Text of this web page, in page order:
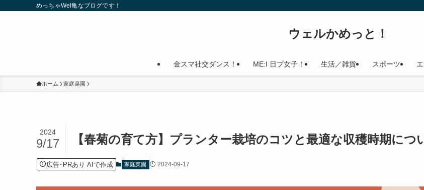
めっちゃWel亀なブログです！
ウェルかめっと！
金スマ社交ダンス！ ME:I 日プ女子！ 生活／雑貨 スポーツ
ホーム 家庭菜園
【春菊の育て方】プランター栽培のコツと最適な収穫時期につ
2024
9/17
広告･PRあり AIで作成 家庭菜園 2024-09-17